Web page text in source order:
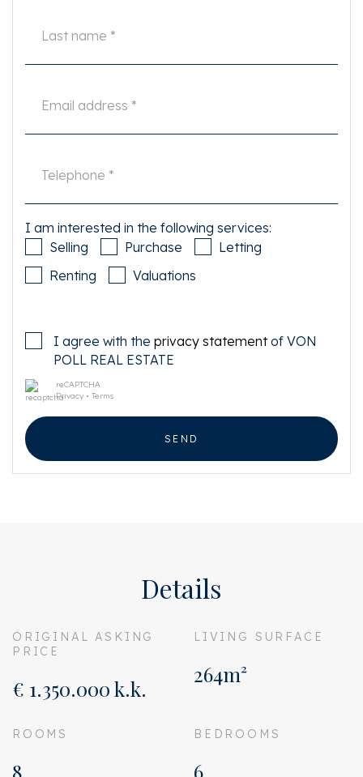
I am interested in the following services:
Selling
Purchase
Letting
Renting
Valuations
I agree with the privacy statementof VON
POLL REAL ESTATE
reCAPTCHA
Privacy • Terms
SEND
Details
ORIGINAL ASKING
PRICE
€ 1.350.000 k.k.
LIVING SURFACE
264m²
ROOMS
8
BEDROOMS
6